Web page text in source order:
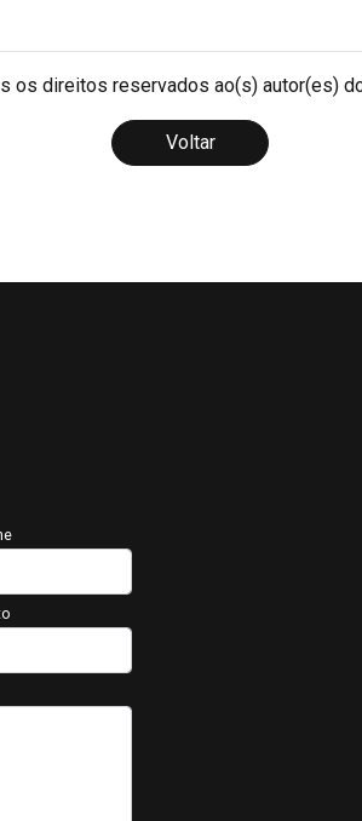
os direitos reservados ao(s) autor(es)
Voltar